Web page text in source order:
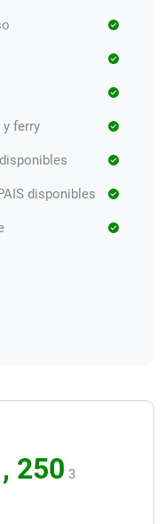
ferry
disponibles
250 3